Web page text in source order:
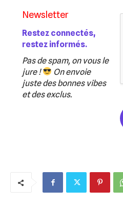
Newsletter
Restez connectés,
restez informés.
Pas de spam, on vous le
jure !
On envoie
juste des bonnes vibes
et des exclus.